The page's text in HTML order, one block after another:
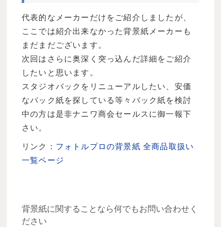
代表的なメーカーだけをご紹介しましたが、
ここでは紹介出来なかった背景紙メーカーも
まだまだございます。
次回はさらに奥深く突っ込んだ詳細をご紹介
したいと思います。
スタジオバックをリニューアルしたい、安価
なバック紙を探している等々バック紙を検討
中の方は是非ナニワ商会セールスに御一報下
さい。
リンク： フォトルプロの背景紙 全商品取扱い
一覧ページ
背景紙に関することなら何でもお問い合わせく
ださい